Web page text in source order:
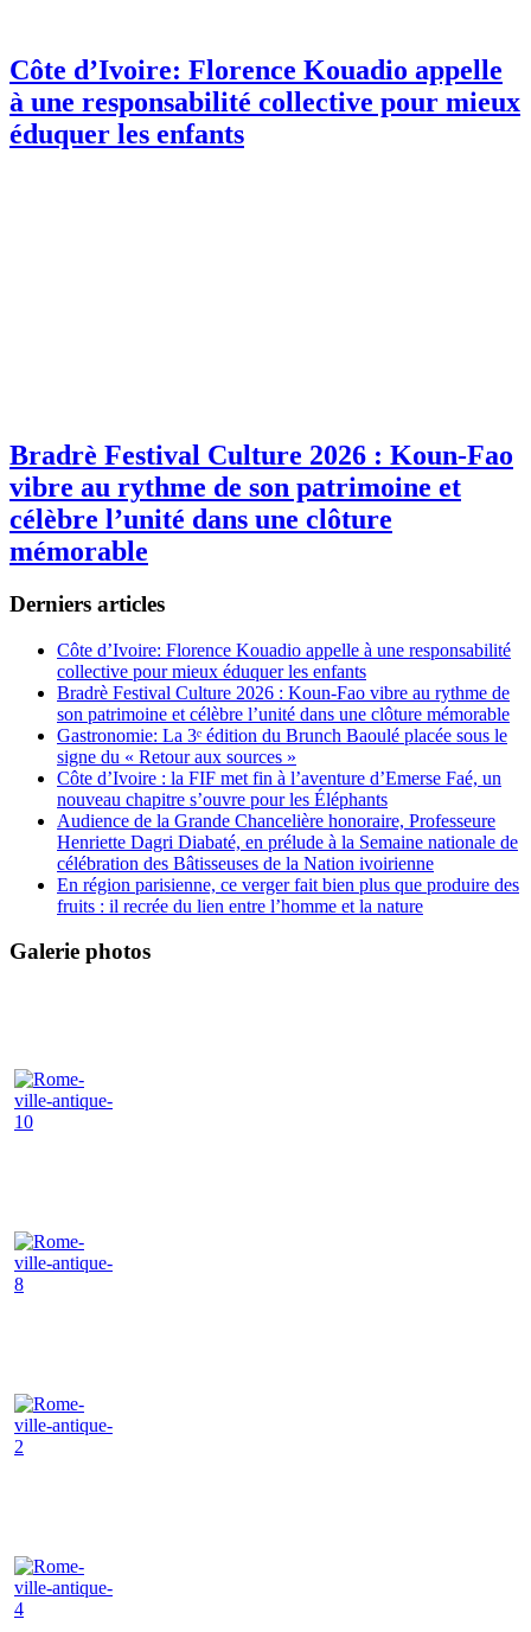
Côte d’Ivoire: Florence Kouadio appelle
à une responsabilité collective pour mieux
éduquer les enfants
Bradrè Festival Culture 2026 : Koun-Fao
vibre au rythme de son patrimoine et
célèbre l’unité dans une clôture
mémorable
Derniers articles
Côte d’Ivoire: Florence Kouadio appelle à une responsabilité
collective pour mieux éduquer les enfants
Bradrè Festival Culture 2026 : Koun-Fao vibre au rythme de
son patrimoine et célèbre l’unité dans une clôture mémorable
Gastronomie: La 3ᵉ édition du Brunch Baoulé placée sous le
signe du « Retour aux sources »
Côte d’Ivoire : la FIF met fin à l’aventure d’Emerse Faé, un
nouveau chapitre s’ouvre pour les Éléphants
Audience de la Grande Chancelière honoraire, Professeure
Henriette Dagri Diabaté, en prélude à la Semaine nationale de
célébration des Bâtisseuses de la Nation ivoirienne
En région parisienne, ce verger fait bien plus que produire des
fruits : il recrée du lien entre l’homme et la nature
Galerie photos